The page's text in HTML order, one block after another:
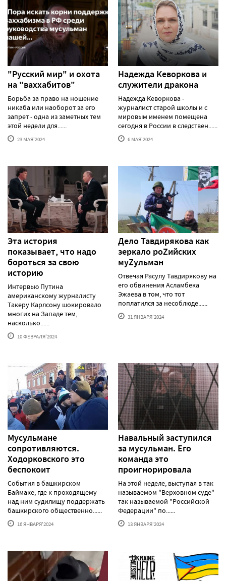
"Русский мир" и охота
на "ваххабитов"
Борьба за право на ношение
никаба или наоборот за его
запрет - одна из заметных тем
этой недели для......
23 МАЯ'2024
Надежда Кеворкова и
служители дракона
Надежда Кеворкова -
журналист старой школы и с
мировым именем помещена
сегодня в России в следствен......
6 МАЯ'2024
Эта история
показывает, что надо
бороться за свою
историю
Интервью Путина
американскому журналисту
Такеру Карлсону шокировало
многих на Западе тем,
насколько......
10 ФЕВРАЛЯ'2024
Дело Тавдирякова как
зеркало роZийских
муZульман
Отвечая Расулу Тавдирякову на
его обвинения Асламбека
Эжаева в том, что тот
поплатился за несоблюде......
31 ЯНВАРЯ'2024
Мусульмане
сопротивляются.
Ходорковского это
беспокоит
События в башкирском
Баймаке, где к проходящему
над ним судилищу поддержать
башкирского общественно......
16 ЯНВАРЯ'2024
Навальный заступился
за мусульман. Его
команда это
проигнорировала
На этой неделе, выступая в так
называемом "Верховном суде"
так называемой "Российской
Федерации" по......
13 ЯНВАРЯ'2024